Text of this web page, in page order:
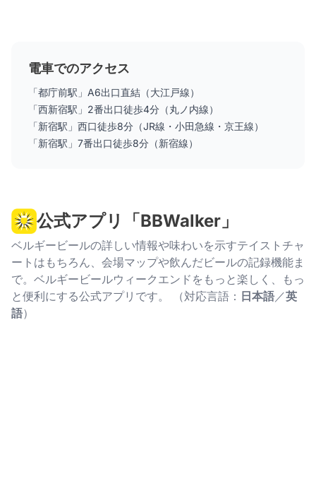
電車でのアクセス
「都庁前駅」A6出口直結（大江戸線）
「西新宿駅」2番出口徒歩4分（丸ノ内線）
「新宿駅」西口徒歩8分（JR線・小田急線・京王線）
「新宿駅」7番出口徒歩8分（新宿線）
公式アプリ「BBWalker」
ベルギービールの詳しい情報や味わいを示すテイストチャ
ートはもちろん、会場マップや飲んだビールの記録機能ま
で。ベルギービールウィークエンドをもっと楽しく、もっ
と便利にする公式アプリです。 （対応言語： 日本語／英
語）